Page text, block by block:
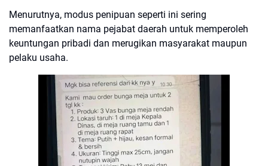
Menurutnya, modus penipuan seperti ini sering
memanfaatkan nama pejabat daerah untuk memperoleh
keuntungan pribadi dan merugikan masyarakat maupun
pelaku usaha.